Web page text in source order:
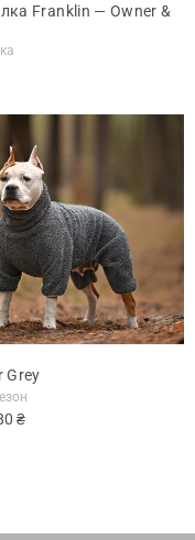
Franklin — Owner &
Grey
₴